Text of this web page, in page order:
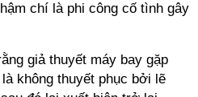
chí là phi công cố tình gây
giả thuyết máy bay gặp
không thuyết phục bởi lẽ